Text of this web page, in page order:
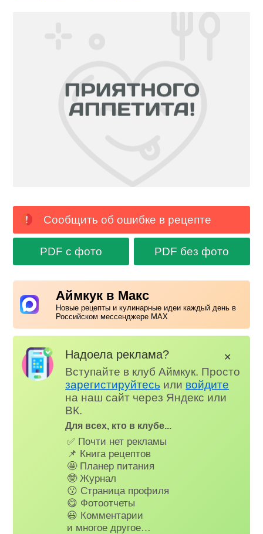
Сообщить об ошибке в рецепте
PDF с фото PDF без фото
Аймкук в Макс
Новые рецепты и кулинарные идеи каждый день в
Российском мессенджере MAX
Надоела реклама?
Вступайте в клуб Аймкук. Просто
зарегистируйтесь или войдите
на наш сайт через Яндекс или
ВК.
Для всех, кто в клубе...
✅ Почти нет рекламы
📌 Книга рецептов
🤩 Планер питания
🤓 Журнал
😗 Страница профиля
😋 Фотоотчеты
😃 Комментарии
и многое другое…
✕